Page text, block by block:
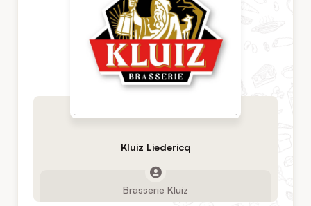
Kluiz Liedericq
Brasserie Kluiz